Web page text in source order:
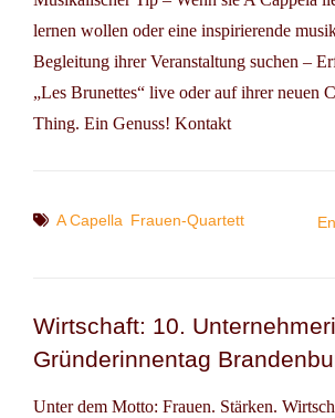
lernen wollen oder eine inspirierende
Begleitung ihrer Veranstaltung suchen –
„Les Brunettes“ live oder auf ihrer neuen
Thing. Ein Genuss! Kontakt
Tags
A Capella Frauen-Quartett
Wirtschaft: 10.
Gründerinnentag
Unter dem Motto: Frauen. Stärken.